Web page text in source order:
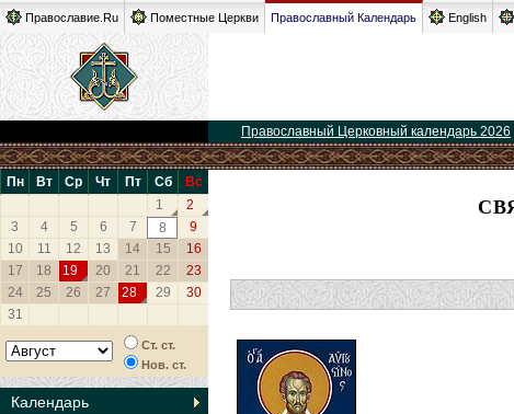
Православие.Ru Поместные Церкви Православный Календарь English
Православный Церковный календарь 2026
Пн Вт Ср Чт Пт Сб
Вс
1
2
3
4 5 6 7 8
9
10
11 12 13 14 15
16
17
18 19 20 21 22
23
24
25 26 27 28 29
30
31
Ст. ст.
Нов. ст.
Календарь